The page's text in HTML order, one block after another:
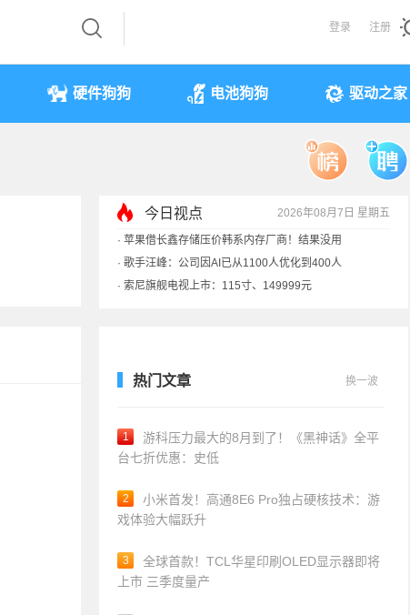
登录 注册
硬件狗狗 电池狗狗 驱动之家
今日视点 2026年08月7日 星期五
· 索尼旗舰电视上市：115寸、149999元
· SpaceX火箭残骸7倍音速撞月球 对比图像公布
· 苹果借长鑫存储压价韩系内存厂商！结果没用
热门文章 换一波
1
游科压力最大的8月到了！《黑神话》全平
台七折优惠：史低
2
小米首发！高通8E6 Pro独占硬核技术：游
戏体验大幅跃升
3
全球首款！TCL华星印刷OLED显示器即将
上市 三季度量产